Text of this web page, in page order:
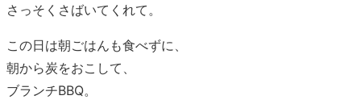
さっそくさばいてくれて。
この日は朝ごはんも食べずに、
朝から炭をおこして、
ブランチBBQ。